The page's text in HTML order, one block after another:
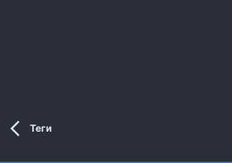
Теги